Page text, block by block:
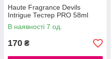
Haute Fragrance Devils
Intrigue Тестер PRO 58ml
В наявності 7 од.
170 ₴